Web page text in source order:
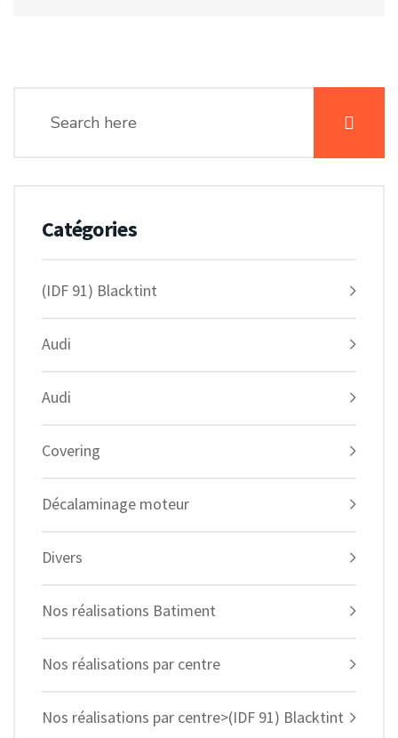
Catégories
(IDF 91) Blacktint
Audi
Audi
Covering
Décalaminage moteur
Divers
Nos réalisations Batiment
Nos réalisations par centre
Nos réalisations par centre>(IDF 91) Blacktint